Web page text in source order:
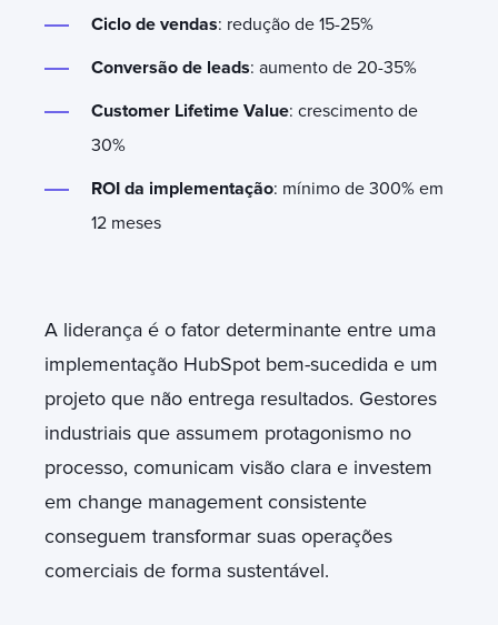
Ciclo de vendas: redução de 15-25%
Conversão de leads: aumento de 20-35%
Customer Lifetime Value: crescimento de
30%
ROI da implementação: mínimo de 300% em
12 meses
A liderança é o fator determinante entre uma
implementação HubSpot bem-sucedida e um
projeto que não entrega resultados. Gestores
industriais que assumem protagonismo no
processo, comunicam visão clara e investem
em change management consistente
conseguem transformar suas operações
comerciais de forma sustentável.